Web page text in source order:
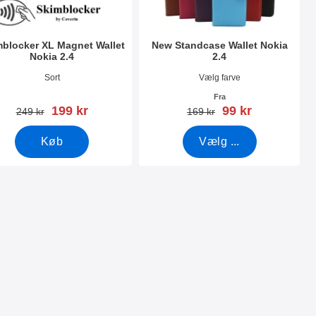
XL Magnet Wallet
Nokia 2.4
Sort
pris
249 kr pris
199 kr
Køb
New Standcase Wallet Nokia
2.4
Varenr 39857Vælg farve
Fra
pris
169 kr pris
99 kr
Vælg ...
som favorit